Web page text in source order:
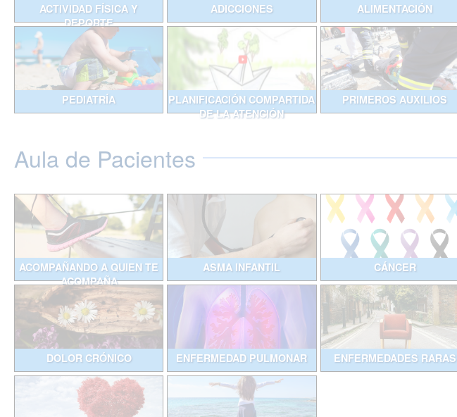
ACTIVIDAD FÍSICA Y
DEPORTE
ADICCIONES ALIMENTACIÓN
PEDIATRÍA
PLANIFICACIÓN COMPARTIDA
DE LA ATENCIÓN
PRIMEROS AUXILIOS
Aula de Pacientes
ACOMPAÑANDO A QUIEN TE
ACOMPAÑA
ASMA INFANTIL CÁNCER
DOLOR CRÓNICO ENFERMEDAD PULMONAR ENFERMEDADES RARAS